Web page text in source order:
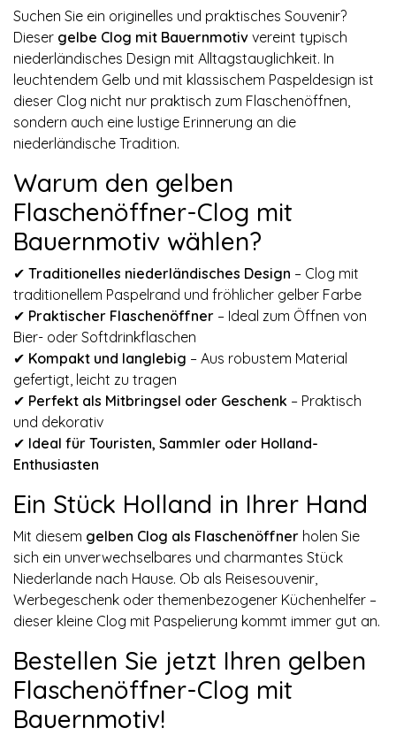
Suchen Sie ein originelles und praktisches Souvenir?
Dieser gelbe Clog mit Bauernmotiv vereint typisch
niederländisches Design mit Alltagstauglichkeit. In
leuchtendem Gelb und mit klassischem Paspeldesign ist
dieser Clog nicht nur praktisch zum Flaschenöffnen,
sondern auch eine lustige Erinnerung an die
niederländische Tradition.
Warum den gelben
Flaschenöffner-Clog mit
Bauernmotiv wählen?
✔ Traditionelles niederländisches Design – Clog mit
traditionellem Paspelrand und fröhlicher gelber Farbe
✔ Praktischer Flaschenöffner – Ideal zum Öffnen von
Bier- oder Softdrinkflaschen
✔ Kompakt und langlebig – Aus robustem Material
gefertigt, leicht zu tragen
✔ Perfekt als Mitbringsel oder Geschenk – Praktisch
und dekorativ
✔ Ideal für Touristen, Sammler oder Holland-
Enthusiasten
Ein Stück Holland in Ihrer Hand
Mit diesem gelben Clog als Flaschenöffner holen Sie
sich ein unverwechselbares und charmantes Stück
Niederlande nach Hause. Ob als Reisesouvenir,
Werbegeschenk oder themenbezogener Küchenhelfer –
dieser kleine Clog mit Paspelierung kommt immer gut an.
Bestellen Sie jetzt Ihren gelben
Flaschenöffner-Clog mit
Bauernmotiv!